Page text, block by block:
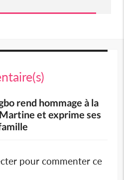
rend hommage à la
et exprime ses
pour commenter ce